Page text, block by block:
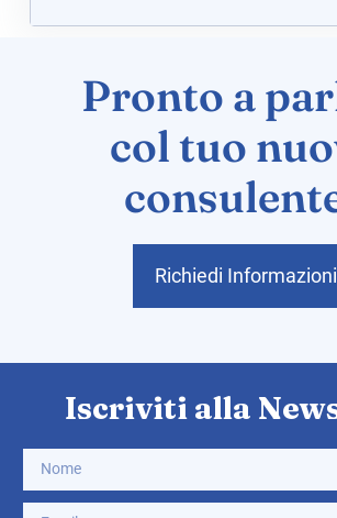
Pronto a
col tuo
Richiedi Informazioni
Iscriviti alla